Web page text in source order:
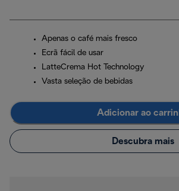
Apenas o café mais fresco
Ecrã fácil de usar
LatteCrema Hot Technology
Vasta seleção de bebidas
Adicionar ao
Descubra mais